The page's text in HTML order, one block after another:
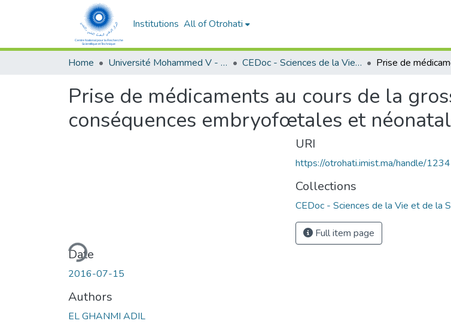
Institutions All of Otrohati
Home Université Mohammed V - Rabat CEDoc - Sciences de la Vie et de la Santé
Prise de médicaments au cours de la
conséquences embryofœtales et
Loading...
Date
2016-07-15
Authors
EL GHANMI ADIL
URI
https://otrohati.imist.ma/handle/
Collections
CEDoc - Sciences de la Vie et de la
Full item page